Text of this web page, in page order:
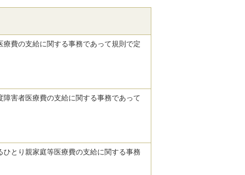
費の支給に関する事務であって規則で定
害者医療費の支給に関する事務であって
とり親家庭等医療費の支給に関する事務